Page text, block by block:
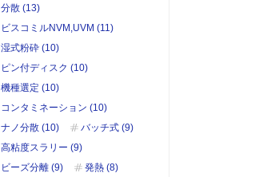
分散 (13)
ビスコミルNVM,UVM (11)
湿式粉砕 (10)
ピン付ディスク (10)
機種選定 (10)
コンタミネーション (10)
ナノ分散 (10)
バッチ式 (9)
高粘度スラリー (9)
ビーズ分離 (9)
発熱 (8)